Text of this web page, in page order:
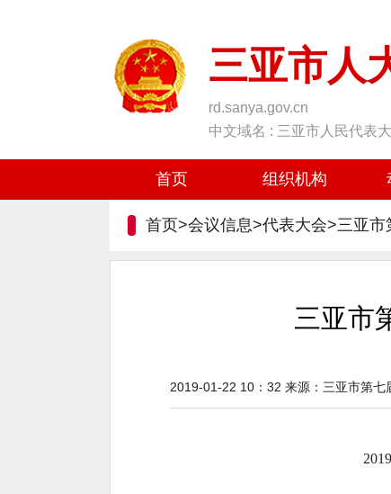
三亚市人
rd.sanya.gov.cn
中文域名 : 三亚市人民代表
首页 组织机构
首页>会议信息>代表大会>三亚
三亚市
2019-01-22 10：32 来源： 三亚市第七